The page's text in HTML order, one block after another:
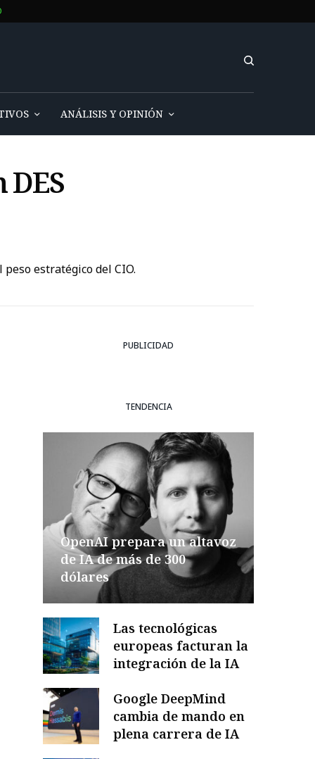
ANÁLISIS Y OPINIÓN
estratégico del CIO.
PUBLICIDAD
TENDENCIA
OpenAI prepara un altavoz
de IA de más de 300
dólares
Las tecnológicas
europeas facturan la
integración de la IA
Google DeepMind
cambia de mando en
plena carrera de IA